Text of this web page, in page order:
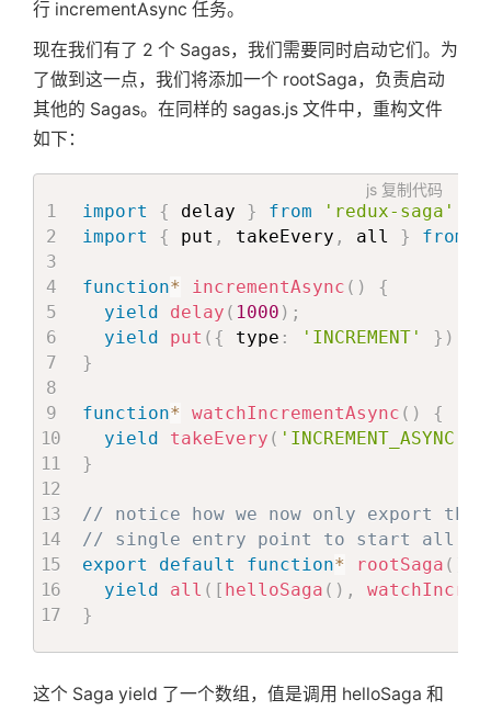
关
于
搜
行 incrementAsync 任务。
现在我们有了 2 个 Sagas，我们需要同时启动它们。为
了做到这一点，我们将添加一个 rootSaga，负责启动
其他的 Sagas。在同样的 sagas.js 文件中，重构文件
如下：
js 复制代码
import { delay } from 'redux-saga'
import
{ put , takeEvery , all } from
function* incrementAsync ( )
{
yield
delay ( 1000 ) ;
yield
put ( { type : 'INCREMENT' } )
}
function* watchIncrementAsync ( )
{
yield
takeEvery ( 'INCREMENT_ASYNC'
}
// notice how we now only export the
// single entry point to start all
export
default function* rootSaga (
yield
all ( [ helloSaga ( ) ,
}
这个 Saga yield 了一个数组，值是调用 helloSaga 和